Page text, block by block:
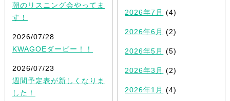
朝のリスニング会やってま
す！
2026/07/28
KWAGOEダービー！！
2026/07/23
週間予定表が新しくなりま
した！
2026年7月 (4)
2026年6月 (2)
2026年5月 (5)
2026年3月 (2)
2026年1月 (4)